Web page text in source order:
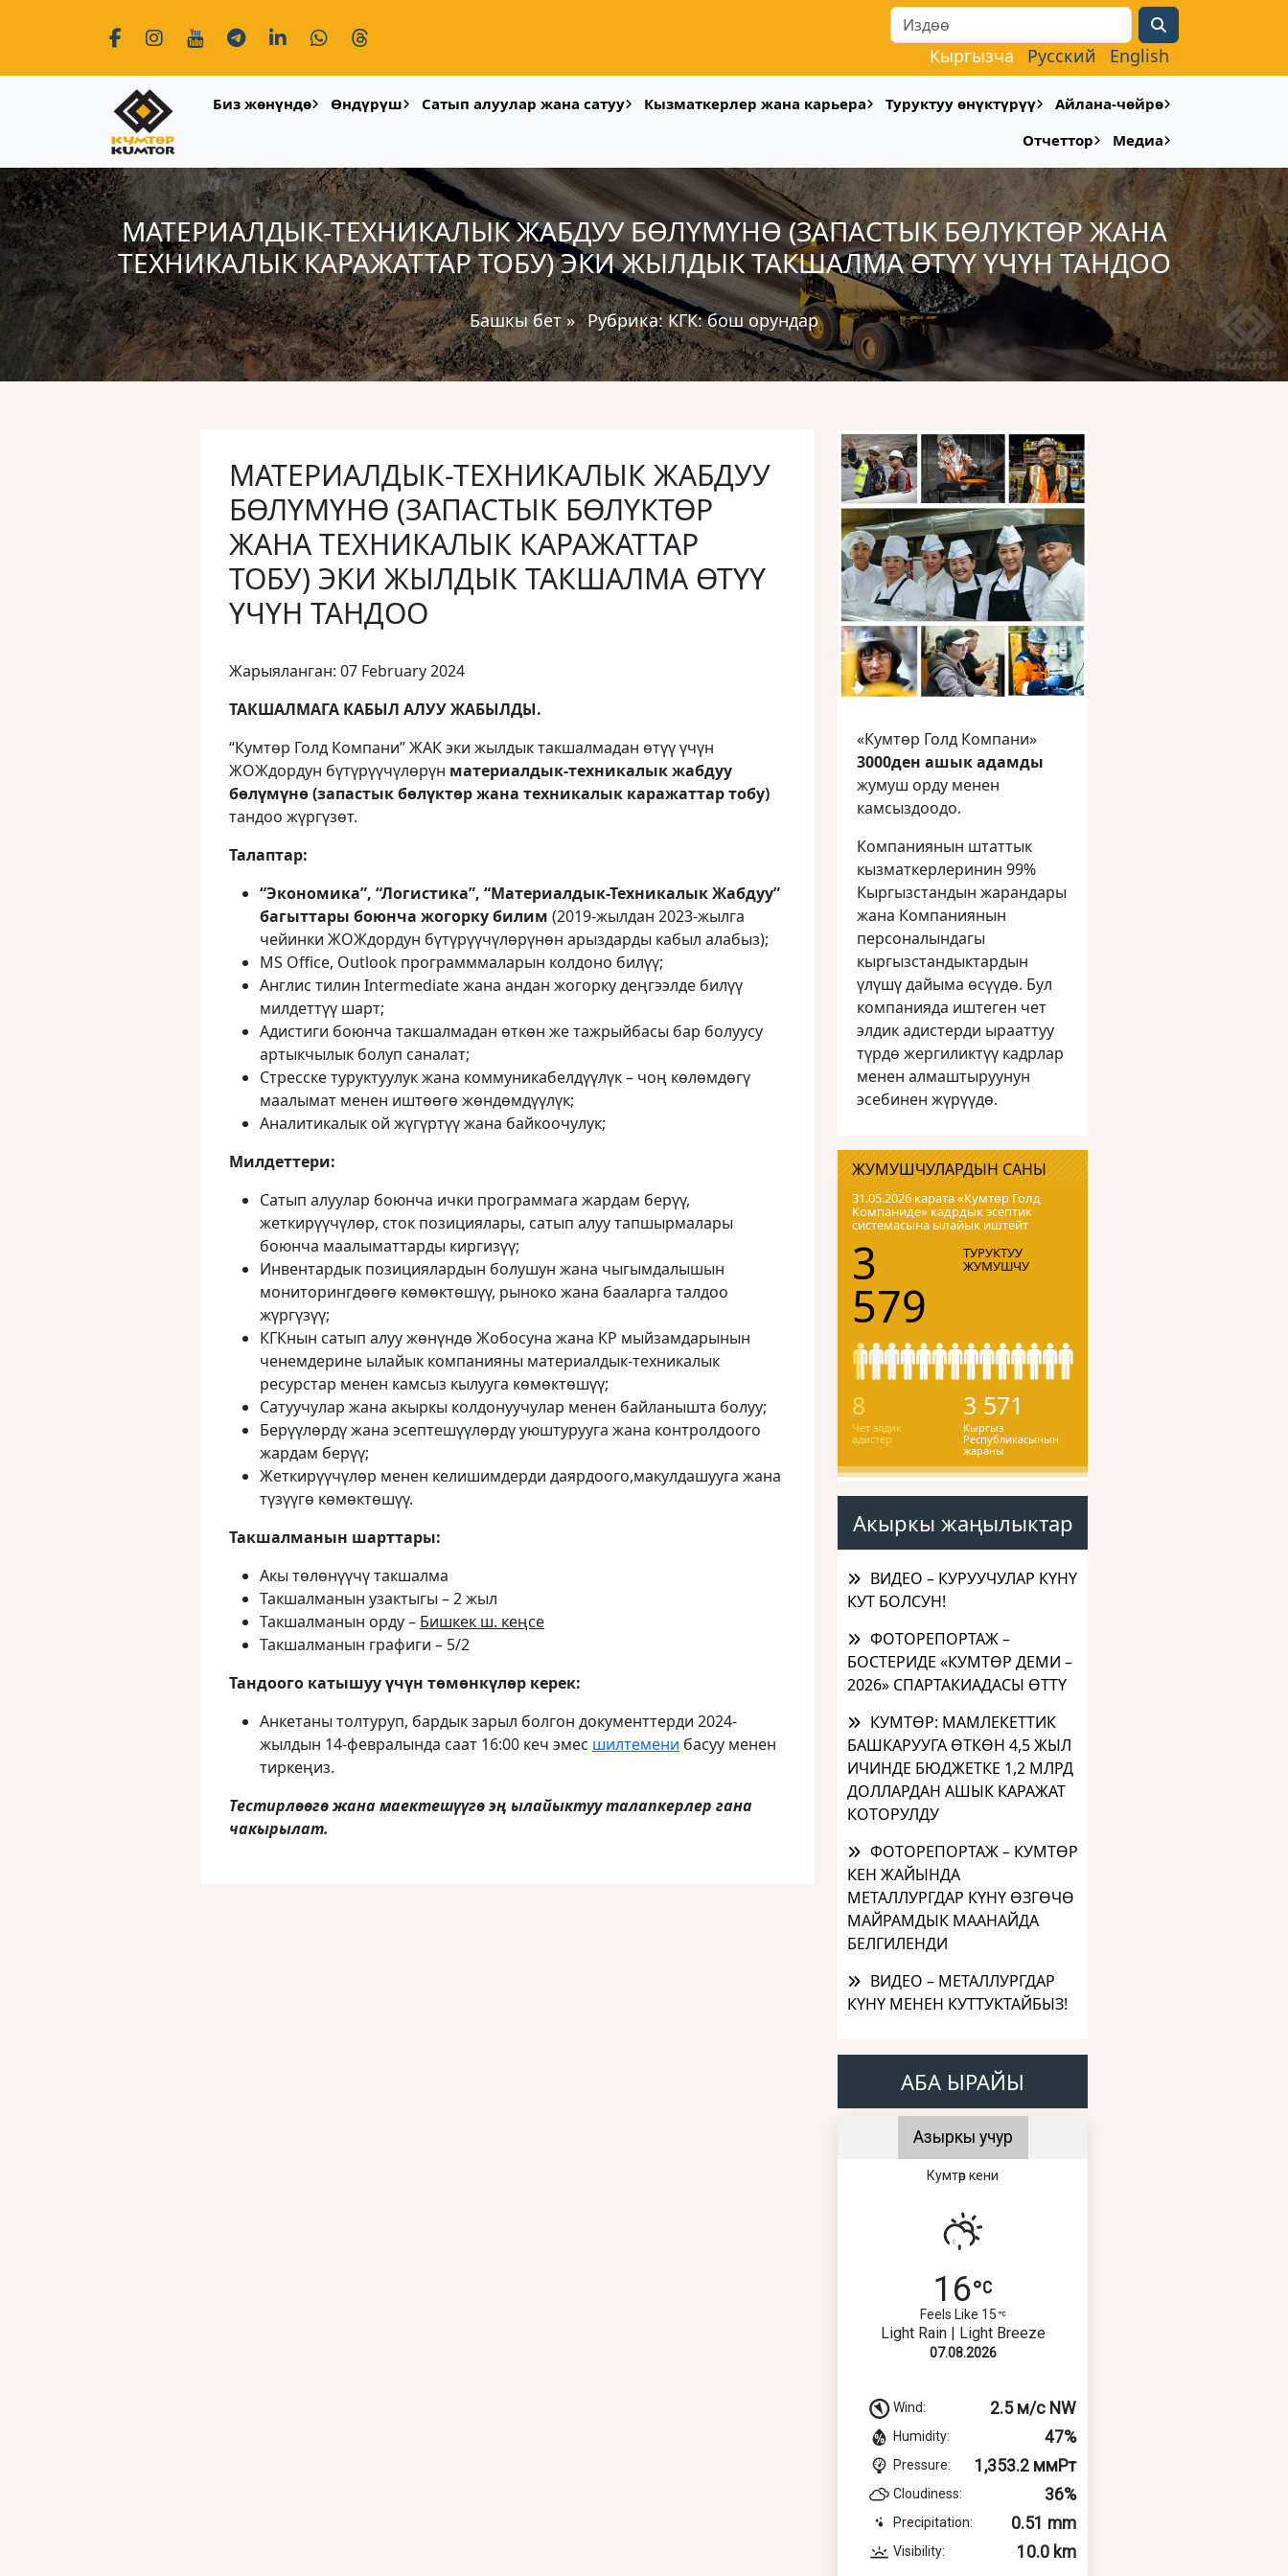
Search
Кыргызча Русский English
Биз жөнүндө Өндүрүш Сатып алуулар жана сатуу Кызматкерлер жана карьера Туруктуу өнүктүрүү
Айлана-чөйрө
Отчеттор
Медиа
МАТЕРИАЛДЫК-ТЕХНИКАЛЫК ЖАБДУУ БӨЛҮМҮНӨ (ЗАПАСТЫК БӨЛҮКТӨР ЖАНА
ТЕХНИКАЛЫК КАРАЖАТТАР ТОБУ) ЭКИ ЖЫЛДЫК ТАКШАЛМА ӨТҮҮ ҮЧҮН ТАНДОО
Башкы бет» Рубрика:КГК: бош орундар
МАТЕРИАЛДЫК-ТЕХНИКАЛЫК ЖАБДУУ
БӨЛҮМҮНӨ (ЗАПАСТЫК БӨЛҮКТӨР
ЖАНА ТЕХНИКАЛЫК КАРАЖАТТАР
ТОБУ) ЭКИ ЖЫЛДЫК ТАКШАЛМА ӨТҮҮ
ҮЧҮН ТАНДОО
Жарыяланган: 07 February 2024
ТАКШАЛМАГА КАБЫЛ АЛУУ ЖАБЫЛДЫ.
“Кумтөр Голд Компани” ЖАК эки жылдык такшалмадан өтүү үчүн
ЖОЖдордун бүтүрүүчүлөрүн материалдык-техникалык жабдуу
бөлүмүнө (запастык бөлүктөр жана техникалык каражаттар тобу)
тандоо жүргүзөт.
Талаптар:
“Экономика”, “Логистика”, “Материалдык-Техникалык Жабдуу”
багыттары боюнча жогорку билим (2019-жылдан 2023-жылга
чейинки ЖОЖдордун бүтүрүүчүлөрүнөн арыздарды кабыл алабыз);
MS Office, Outlook программмаларын колдоно билүү;
Англис тилин Intermediate жана андан жогорку деңгээлде билүү
милдеттүү шарт;
Адистиги боюнча такшалмадан өткөн же тажрыйбасы бар болуусу
артыкчылык болуп саналат;
Стресске туруктуулук жана коммуникабелдүүлүк – чоң көлөмдөгү
маалымат менен иштөөгө жөндөмдүүлүк;
Аналитикалык ой жүгүртүү жана байкоочулук;
Милдеттери:
Сатып алуулар боюнча ички программага жардам берүү,
жеткирүүчүлөр, сток позициялары, сатып алуу тапшырмалары
боюнча маалыматтарды киргизүү;
Инвентардык позициялардын болушун жана чыгымдалышын
мониторингдөөгө көмөктөшүү, рыноко жана бааларга талдоо
жүргүзүү;
КГКнын сатып алуу жөнүндө Жобосуна жана КР мыйзамдарынын
ченемдерине ылайык компанияны материалдык-техникалык
ресурстар менен камсыз кылууга көмөктөшүү;
Сатуучулар жана акыркы колдонуучулар менен байланышта болуу;
Берүүлөрдү жана эсептешүүлөрдү уюштурууга жана контролдоого
жардам берүү;
Жеткирүүчүлөр менен келишимдерди даярдоого,макулдашууга жана
түзүүгө көмөктөшүү.
Такшалманын шарттары:
Акы төлөнүүчү такшалма
Такшалманын узактыгы – 2 жыл
Такшалманын орду – Бишкек ш. кеңсе
Такшалманын графиги – 5/2
Тандоого катышуу үчүн төмөнкүлөр керек:
Анкетаны толтуруп, бардык зарыл болгон документтерди 2024-
жылдын 14-февралында саат 16:00 кеч эмес шилтемени басуу менен
тиркеңиз.
Тестирлөөгө жана маектешүүгө эң ылайыктуу талапкерлер гана
чакырылат.
«Кумтөр Голд Компани»
3000ден ашык адамды
жумуш орду менен
камсыздоодо.
Компаниянын штаттык
кызматкерлеринин 99%
Кыргызстандын жарандары
жана Компаниянын
персоналындагы
кыргызстандыктардын
үлүшү дайыма өсүүдө. Бул
компанияда иштеген чет
элдик адистерди ырааттуу
түрдө жергиликтүү кадрлар
менен алмаштыруунун
эсебинен жүрүүдө.
ЖУМУШЧУЛАРДЫН САНЫ
31.05.2026 карата «Кумтɵр Голд
Компаниде» кадрдык эсептик
системасына ылайык иштейт
3
579
ТУРУКТУУ
ЖУМУШЧУ
8
Чет элдик
адистер
3 571
Кыргыз
Республикасынын
жараны
Акыркы жаңылыктар
ВИДЕО – КУРУУЧУЛАР КҮНҮ
КУТ БОЛСУН!
ФОТОРЕПОРТАЖ –
БОСТЕРИДЕ «КУМТӨР ДЕМИ –
2026» СПАРТАКИАДАСЫ ӨТТҮ
КУМТӨР: МАМЛЕКЕТТИК
БАШКАРУУГА ӨТКӨН 4,5 ЖЫЛ
ИЧИНДЕ БЮДЖЕТКЕ 1,2 МЛРД
ДОЛЛАРДАН АШЫК КАРАЖАТ
КОТОРУЛДУ
ФОТОРЕПОРТАЖ – КУМТӨР
КЕН ЖАЙЫНДА
МЕТАЛЛУРГДАР КҮНҮ ӨЗГӨЧӨ
МАЙРАМДЫК МААНАЙДА
БЕЛГИЛЕНДИ
ВИДЕО – МЕТАЛЛУРГДАР
КҮНҮ МЕНЕН КУТТУКТАЙБЫЗ!
АБА ЫРАЙЫ
Азыркы учур
Кумтөр кени
16
Feels Like 15
Light Rain | Light Breeze
07.08.2026
Wind: 2.5 м/с NW
Humidity: 47%
Pressure: 1,353.2 ммРт
Cloudiness: 36%
Precipitation: 0.51 mm
Visibility: 10.0 km